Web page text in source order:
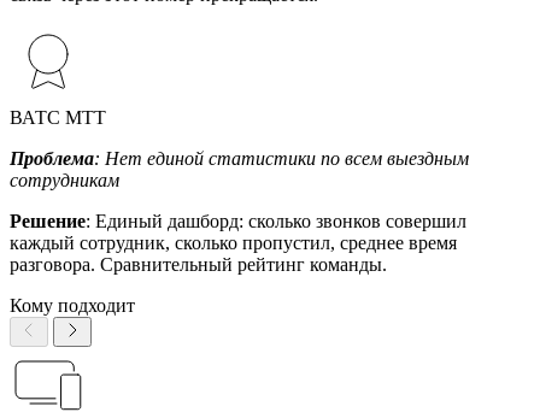
ВАТС МТТ
Проблема: Нет единой статистики по всем выездным
сотрудникам
Решение: Единый дашборд: сколько звонков совершил
каждый сотрудник, сколько пропустил, среднее время
разговора. Сравнительный рейтинг команды.
Кому подходит